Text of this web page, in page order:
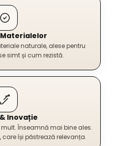
naturale, alese pentru
simt și cum rezistă.
Inovație
Înseamnă mai bine ales.
care își păstrează relevanța.